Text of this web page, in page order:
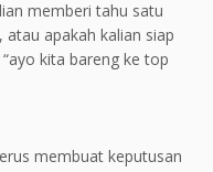
memberi tahu satu
apakah kalian siap
kita bareng ke top
membuat keputusan